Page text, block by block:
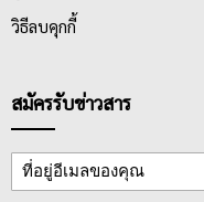
วิธีลบคุกกี้
สมัครรับข่าวสาร